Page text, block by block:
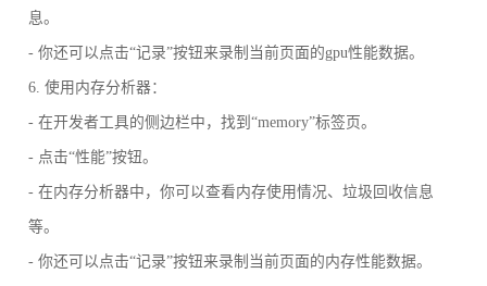
息。
- 你还可以点击“记录”按钮来录制当前页面的gpu性能数据。
6. 使用内存分析器：
- 在开发者工具的侧边栏中，找到“memory”标签页。
- 点击“性能”按钮。
- 在内存分析器中，你可以查看内存使用情况、垃圾回收信息
等。
- 你还可以点击“记录”按钮来录制当前页面的内存性能数据。